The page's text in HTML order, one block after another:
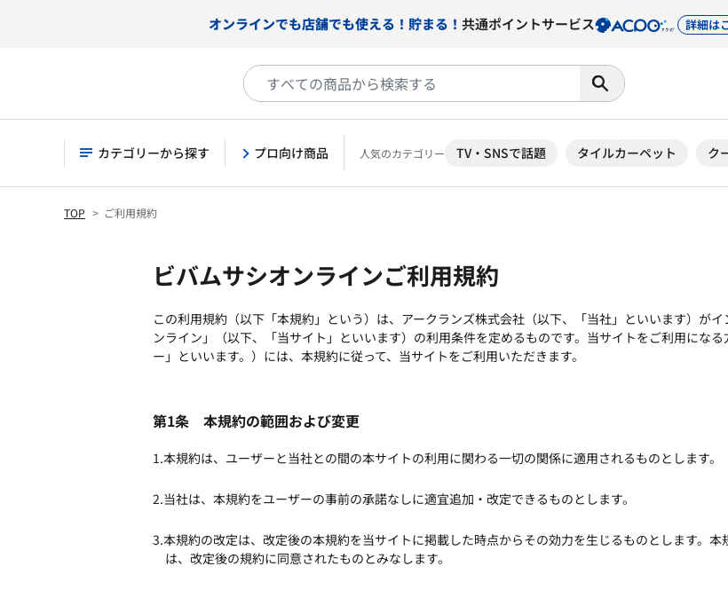
オンラインでも店舗でも使える！貯まる！ 共通ポイントサービス 詳細は
カテゴリーから探す プロ向け商品 人気のカテゴリー TV・SNSで話題 タイルカーペット ク
TOP ご利用規約
ビバムサシオンラインご利用規約
この利用規約（以下「本規約」という）は、アークランズ株式会社（以下、「当社」といいます）が
ンライン」（以下、「当サイト」といいます）の利用条件を定めるものです。当サイトをご利用にな
ー」といいます。）には、本規約に従って、当サイトをご利用いただきます。
第1条 本規約の範囲および変更
1.本規約は、ユーザーと当社との間の本サイトの利用に関わる一切の関係に適用されるものとします。
2.当社は、本規約をユーザーの事前の承諾なしに適宜追加・改定できるものとします。
3.本規約の改定は、改定後の本規約を当サイトに掲載した時点からその効力を生じるものとします。
は、改定後の規約に同意されたものとみなします。